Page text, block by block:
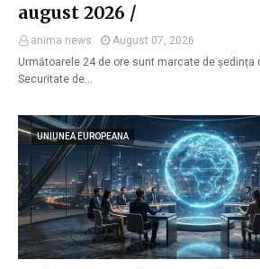
august 2026 /
anima news
August 07, 2026
Următoarele 24 de ore sunt marcate de ședința
Securitate de…
UNIUNEA EUROPEANA